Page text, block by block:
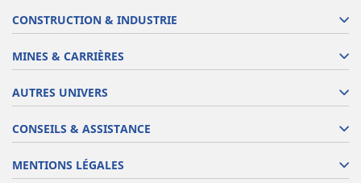
CONSTRUCTION & INDUSTRIE
MINES & CARRIÈRES
AUTRES UNIVERS
CONSEILS & ASSISTANCE
MENTIONS LÉGALES